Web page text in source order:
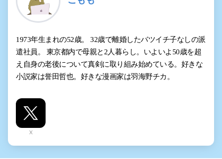
1973年生まれの52歳。 32歳で離婚したバツイチ子なしの派
遣社員。 東京都内で母親と2人暮らし。いよいよ50歳を超
え自身の老後について真剣に取り組み始めている。好きな
小説家は誉田哲也。好きな漫画家は羽海野チカ。
X